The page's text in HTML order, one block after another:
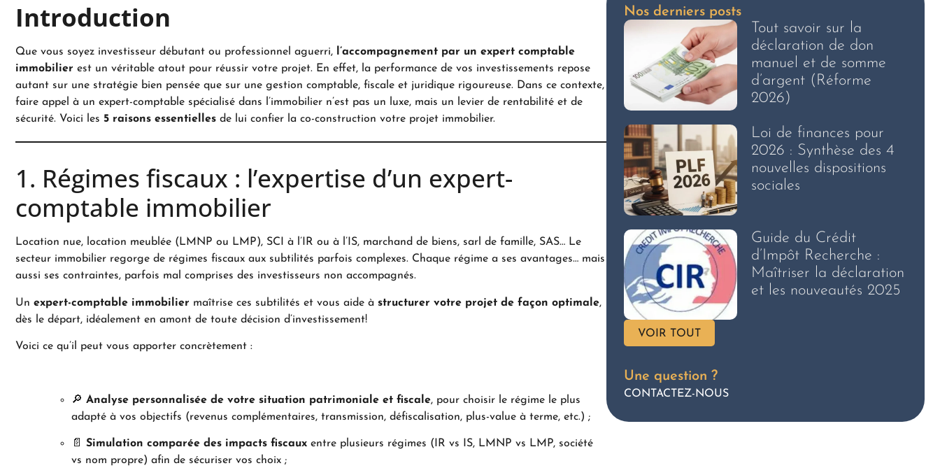
Introduction
Que vous soyez investisseur débutant ou professionnel aguerri, l’accompagnement par un expert comptable
immobilier est un véritable atout pour réussir votre projet. En effet, la performance de vos investissements repose
autant sur une stratégie bien pensée que sur une gestion comptable, fiscale et juridique rigoureuse. Dans ce contexte,
faire appel à un expert-comptable spécialisé dans l’immobilier n’est pas un luxe, mais un levier de rentabilité et de
sécurité. Voici les 5 raisons essentielles de lui confier la co-construction votre projet immobilier.
1. Régimes fiscaux : l’expertise d’un expert-
comptable immobilier
Location nue, location meublée (LMNP ou LMP), SCI à l’IR ou à l’IS, marchand de biens, sarl de famille, SAS… Le
secteur immobilier regorge de régimes fiscaux aux subtilités parfois complexes. Chaque régime a ses avantages… mais
aussi ses contraintes, parfois mal comprises des investisseurs non accompagnés.
Un expert-comptable immobilier maîtrise ces subtilités et vous aide à structurer votre projet de façon optimale,
dès le départ, idéalement en amont de toute décision d’investissement!
Voici ce qu’il peut vous apporter concrètement :
🔎 Analyse personnalisée de votre situation patrimoniale et fiscale, pour choisir le régime le plus
adapté à vos objectifs (revenus complémentaires, transmission, défiscalisation, plus-value à terme, etc.) ;
📄 Simulation comparée des impacts fiscaux entre plusieurs régimes (IR vs IS, LMNP vs LMP, société
vs nom propre) afin de sécuriser vos choix ;
Nos derniers posts
Tout savoir sur la
déclaration de don
manuel et de somme
d’argent (Réforme
2026)
Loi de finances pour
2026 : Synthèse des 4
nouvelles dispositions
sociales
Guide du Crédit
d’Impôt Recherche :
Maîtriser la déclaration
et les nouveautés 2025
VOIR TOUT
Une question ?
CONTACTEZ-NOUS